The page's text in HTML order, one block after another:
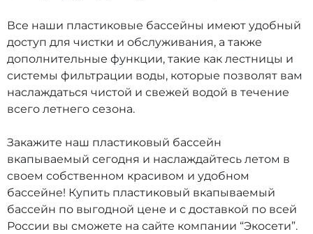
Все наши пластиковые бассейны имеют удобный
доступ для чистки и обслуживания, а также
дополнительные функции, такие как лестницы и
системы фильтрации воды, которые позволят вам
наслаждаться чистой и свежей водой в течение
всего летнего сезона.
Закажите наш пластиковый бассейн
вкапываемый сегодня и наслаждайтесь летом в
своем собственном красивом и удобном
бассейне! Купить пластиковый вкапываемый
бассейн по выгодной цене и с доставкой по всей
России вы сможете на сайте компании “Экосети”.